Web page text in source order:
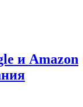
и Amazon